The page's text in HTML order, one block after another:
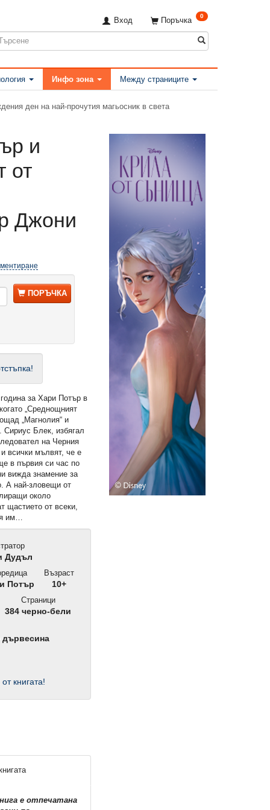
Поръчка 0
Вход
Инфо зона Между страниците
ден на най-прочутия магьосник в света
и
от
Джони
ПОРЪЧКА
за Хари Потър в
„Среднощният
„Магнолия“ и
Сириус Блек, избягал
на Черния
всички мълвят, че е
в първия си час по
вижда знамение за
А най-зловещи от
около
щастието от всеки,
им…
Дудъл
Потър
Възраст
10+
Страници
384 черно-бели
дървесина
книгата!
е отпечатана